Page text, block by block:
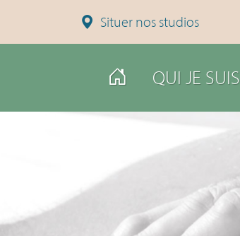
Situer nos studios
QUI JE SUIS